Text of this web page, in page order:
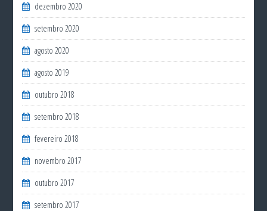
dezembro 2020
setembro 2020
agosto 2020
agosto 2019
outubro 2018
setembro 2018
fevereiro 2018
novembro 2017
outubro 2017
setembro 2017